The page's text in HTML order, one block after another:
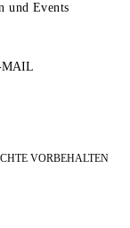
und Events
MAIL
VORBEHALTEN